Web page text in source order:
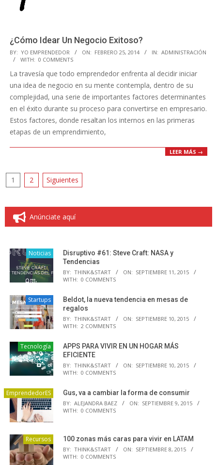
¿Cómo Idear Un Negocio Exitoso?
2014-
02-
25
BY: YO EMPRENDEDOR ON: FEBRERO 25, 2014 IN: ADMINISTRACIÓN
WITH: 0 COMMENTS
La travesía que todo emprendedor enfrenta al decidir iniciar
una idea de negocio en su mente contempla, dentro de su
complejidad, una serie de importantes factores determinantes
en el éxito durante su proceso para convertirse en empresario.
Estos factores, donde resaltan los internos en las primeras
etapas de un emprendimiento,
LEER MÁS →
Paginación
entradas
1 2 Siguientes
Anúnciate aquí
Noticias
Disruptivo #61: Steve Craft: NASA y
Tendencias
BY: THINK&START ON: SEPTIEMBRE 11, 2015
WITH: 0 COMMENTS
Startups
Beldot, la nueva tendencia en mesas de
regalos
BY: THINK&START ON: SEPTIEMBRE 10, 2015
WITH: 2 COMMENTS
Tecnología
APPS PARA VIVIR EN UN HOGAR MÁS
EFICIENTE
BY: THINK&START ON: SEPTIEMBRE 10, 2015
WITH: 0 COMMENTS
EmprendedorES Gus, va a cambiar la forma de consumir
BY: ALEJANDRA BAEZ ON: SEPTIEMBRE 9, 2015
WITH: 0 COMMENTS
Recursos 100 zonas más caras para vivir en LATAM
BY: THINK&START ON: SEPTIEMBRE 8, 2015
WITH: 0 COMMENTS